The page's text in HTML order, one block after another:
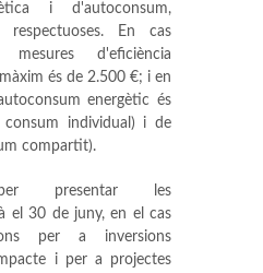
i d'autoconsum,
respectuoses. En cas
mesures d'eficiència
és de 2.500 €; i en
energètic és
individual) i de
compartit).
presentar les
el 30 de juny, en el cas
per a inversions
i per a projectes